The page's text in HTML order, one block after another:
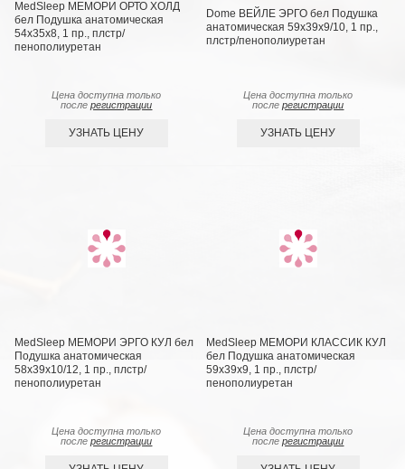
MedSleep МЕМОРИ ОРТО ХОЛД
бел Подушка анатомическая
54х35х8, 1 пр., плстр/
пенополиуретан
Цена доступна только
послерегистрации
УЗНАТЬ ЦЕНУ
Dome ВЕЙЛЕ ЭРГО бел Подушка
анатомическая 59х39х9/10, 1 пр.,
плстр/пенополиуретан
Цена доступна только
послерегистрации
УЗНАТЬ ЦЕНУ
MedSleep МЕМОРИ ЭРГО КУЛ бел
Подушка анатомическая
58x39x10/12, 1 пр., плстр/
пенополиуретан
Цена доступна только
послерегистрации
MedSleep МЕМОРИ КЛАССИК КУЛ
бел Подушка анатомическая
59x39x9, 1 пр., плстр/
пенополиуретан
Цена доступна только
послерегистрации